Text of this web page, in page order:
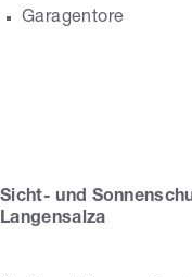
Garagentore
Sicht- und
Langensalza